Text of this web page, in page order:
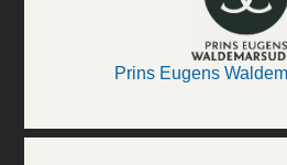
Prins Eugens